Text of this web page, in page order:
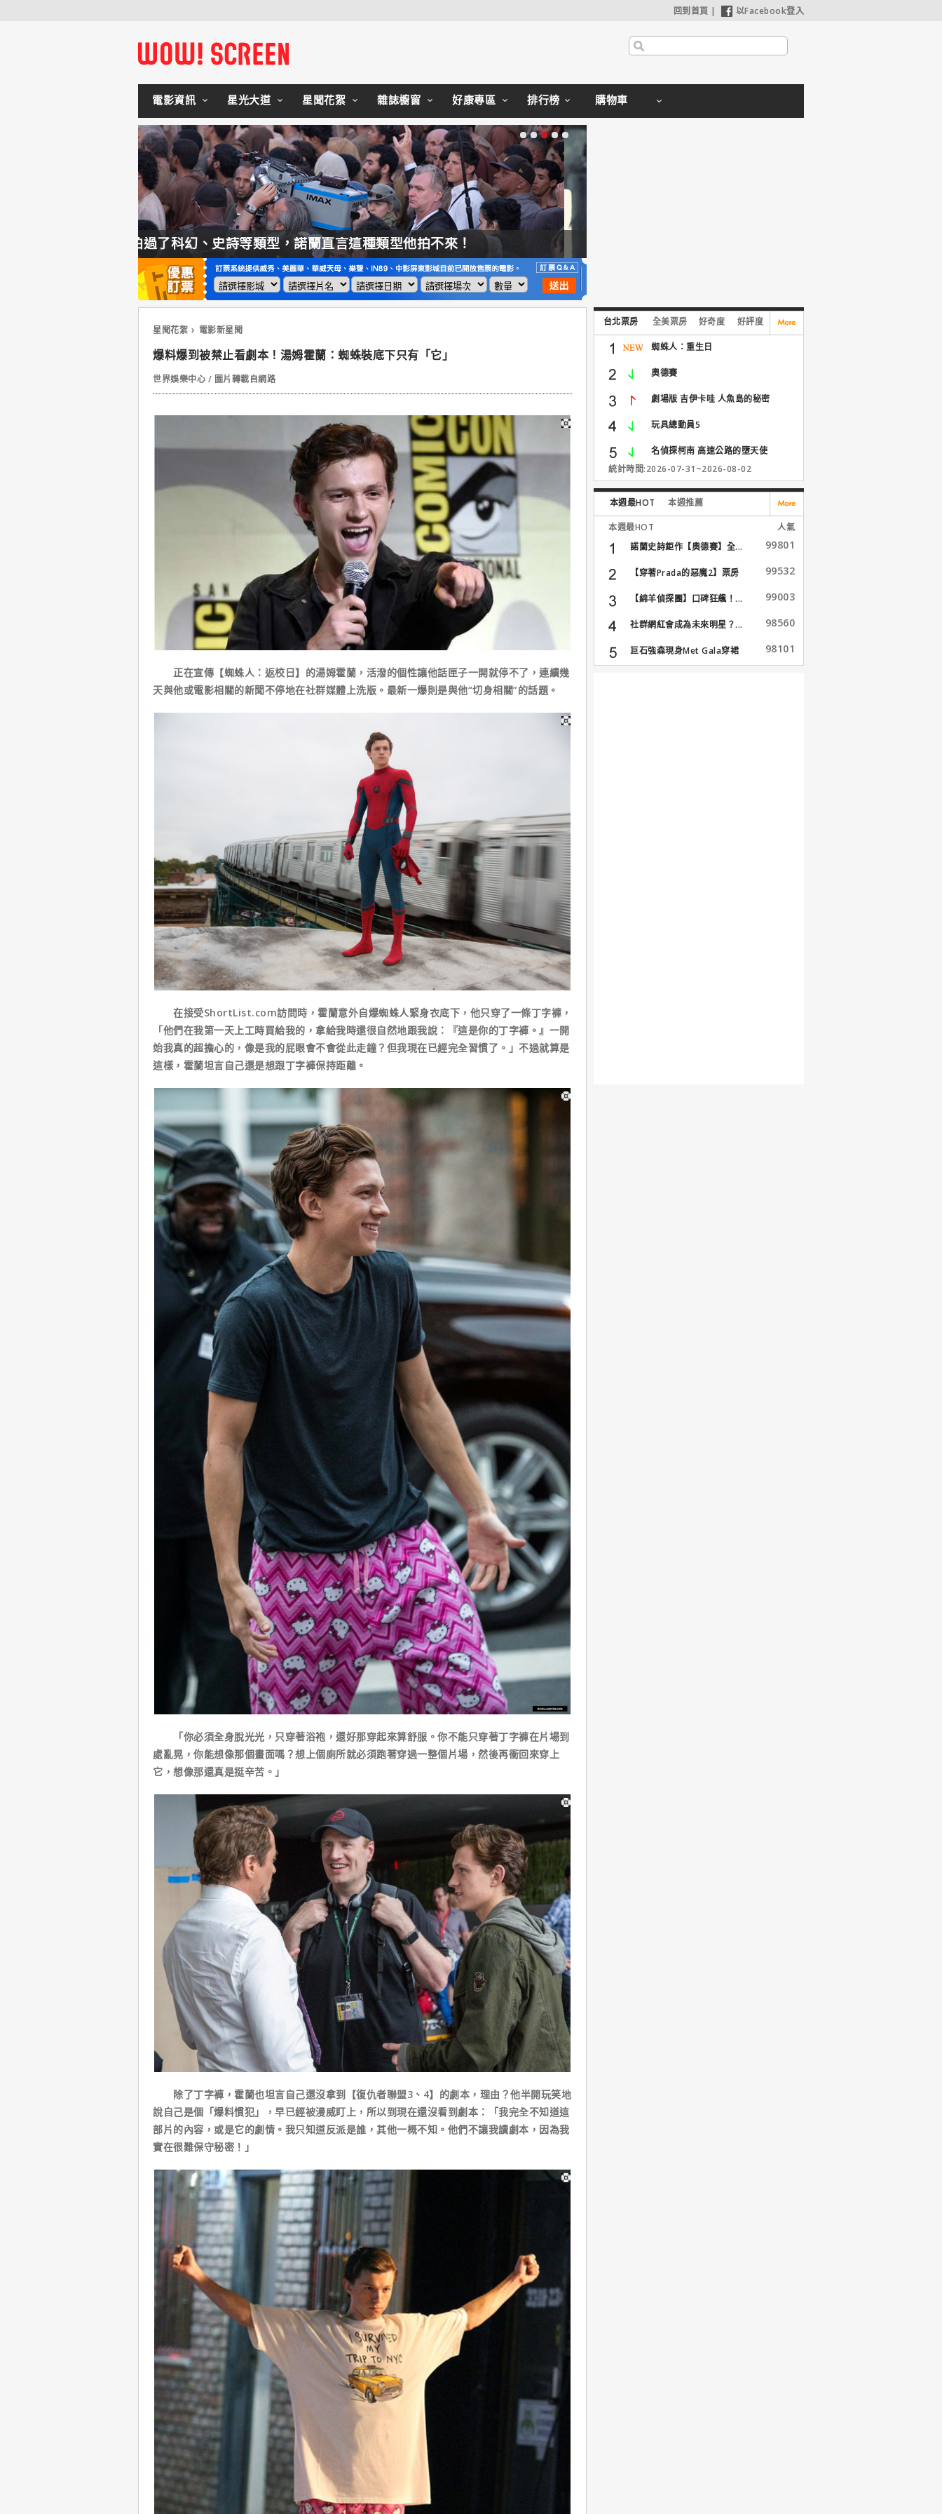
回到首頁 | 以Facebook登入
電影資訊 星光大道 星聞花絮 雜誌櫥窗 好康專區 排行榜 購物車
星聞花絮 電影新星聞
爆料爆到被禁止看劇本！湯姆霍蘭：蜘蛛裝底下只有「它」
世界娛樂中心 / 圖片轉載自網路
正在宣傳【蜘蛛人：返校日】的湯姆霍蘭，活潑的個性讓他話匣子一開就停不了，連續幾
天與他或電影相關的新聞不停地在社群媒體上洗版。最新一爆則是與他“切身相關”的話題。
在接受ShortList.com訪問時，霍蘭意外自爆蜘蛛人緊身衣底下，他只穿了一條丁字褲，
「他們在我第一天上工時買給我的，拿給我時還很自然地跟我說：『這是你的丁字褲。』一開
始我真的超擔心的，像是我的屁眼會不會從此走鐘？但我現在已經完全習慣了。」不過就算是
這樣，霍蘭坦言自己還是想跟丁字褲保持距離。
「你必須全身脫光光，只穿著浴袍，還好那穿起來算舒服。你不能只穿著丁字褲在片場到
處亂晃，你能想像那個畫面嗎？想上個廁所就必須跑著穿過一整個片場，然後再衝回來穿上
它，想像那還真是挺辛苦。」
除了丁字褲，霍蘭也坦言自己還沒拿到【復仇者聯盟3、4】的劇本，理由？他半開玩笑地
說自己是個「爆料慣犯」，早已經被漫威盯上，所以到現在還沒看到劇本：「我完全不知道這
部片的內容，或是它的劇情。我只知道反派是誰，其他一概不知。他們不讓我讀劇本，因為我
實在很難保守秘密！」
台北票房 全美票房 好奇度 好評度
蜘蛛人：重生日
奧德賽
劇場版 吉伊卡哇 人魚島的秘密
玩具總動員5
名偵探柯南 高速公路的墮天使
統計時間:2026-07-31~2026-08-02
本週最HOT 本週推薦
本週最HOT
人氣
諾蘭史詩鉅作【奧德賽】全...
99801
【穿著Prada的惡魔2】票房
99532
【綿羊偵探團】口碑狂飆！... 99003
社群網紅會成為未來明星？... 98560
巨石強森現身Met Gala穿裙
子...
98101